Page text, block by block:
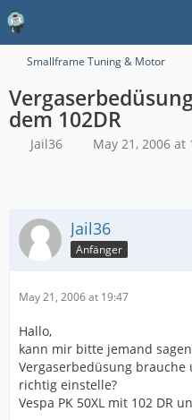
Smallframe Tuning & Motor
dem 102DR
Jail36 May 21, 2006 at
Jail36
Anfänger
May 21, 2006 at 19:47
Hallo,
kann mir bitte jemand
Vergaserbedüsung
richtig einstelle?
Vespa PK 50XL mit 102 DR